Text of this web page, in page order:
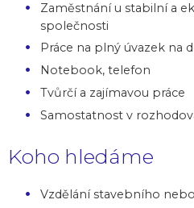
Zaměstnání u stabilní a
společnosti
Práce na plný úvazek na
Notebook, telefon
Tvůrčí a zajímavou práce
Samostatnost v
Koho hledáme
Vzdělání stavebního